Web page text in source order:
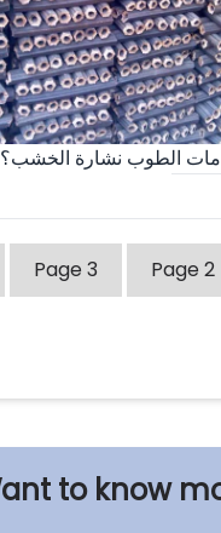
الطوب نشارة الخشب؟
Page 2
Page 3